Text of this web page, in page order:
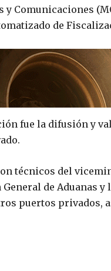
y Comunicaciones
de
fue la difusión y
técnicos del
de Aduanas
puertos